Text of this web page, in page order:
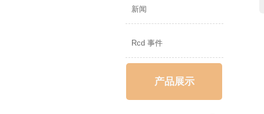
新闻
Rcd 事件
产品展示